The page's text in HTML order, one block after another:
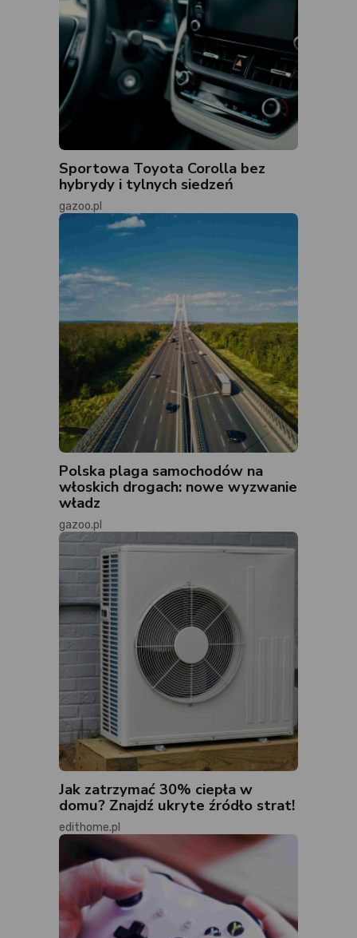
Sportowa Toyota Corolla bez
hybrydy i tylnych siedzeń
gazoo.pl
Polska plaga samochodów na
włoskich drogach: nowe wyzwanie
władz
gazoo.pl
Jak zatrzymać 30% ciepła w
domu? Znajdź ukryte źródło strat!
edithome.pl